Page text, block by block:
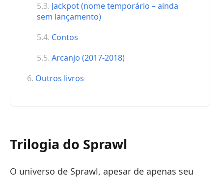
Jackpot (nome temporário – ainda
sem lançamento)
Contos
Arcanjo (2017-2018)
Outros livros
Trilogia do Sprawl
O universo de Sprawl, apesar de apenas seu